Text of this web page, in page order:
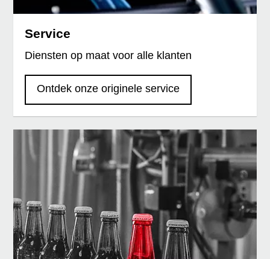
Service
Diensten op maat voor alle klanten
Ontdek onze originele service